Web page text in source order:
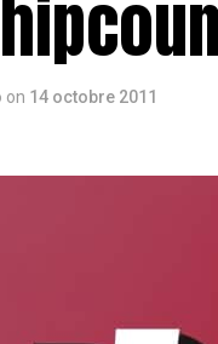
on 14 octobre 2011